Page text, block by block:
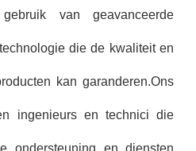
van geavanceerde
die de kwaliteit en
kan garanderen.Ons
ingenieurs en technici die
ondersteuning en diensten